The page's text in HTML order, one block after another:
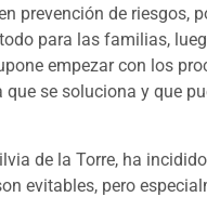
prevención de riesgos,
para las familias,
empezar con los
que se soluciona y que
de la Torre, ha
evitables, pero